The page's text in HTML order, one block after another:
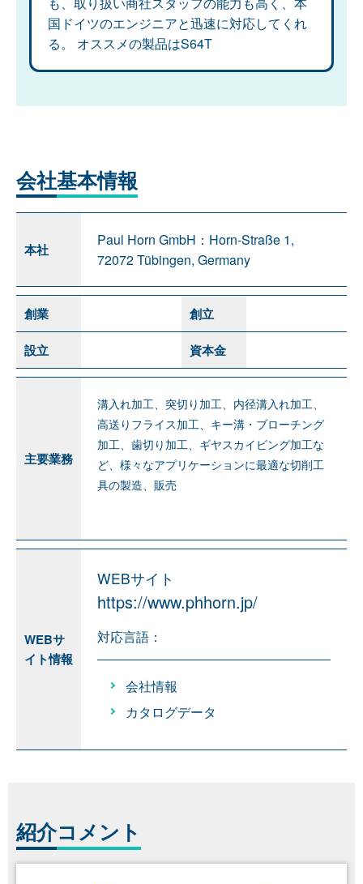
国ドイツのエンジニアと迅速に対応してくれ
る。 オススメの製品はS64T
会社基本情報
本社
Paul Horn GmbH：Horn-Straße 1,
72072 Tübingen, Germany
創業 創立
設立 資本金
主要業務
溝入れ加工、突切り加工、内径溝入れ加工、
高送りフライス加工、キー溝・ブローチング
加工、歯切り加工、ギヤスカイビング加工な
ど、様々なアプリケーションに最適な切削工
具の製造、販売
WEBサ
イト情報
WEBサイト
https://www.phhorn.jp/
対応言語：
会社情報
カタログデータ
紹介コメント